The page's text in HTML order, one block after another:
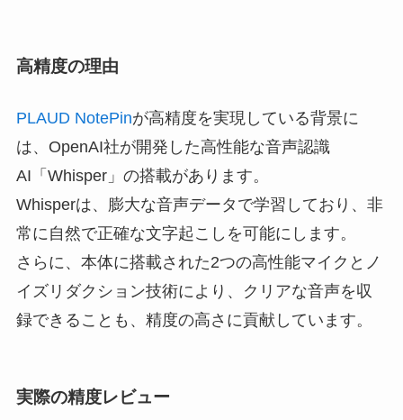
高精度の理由
PLAUD NotePinが高精度を実現している背景に
は、OpenAI社が開発した高性能な音声認識
AI「Whisper」の搭載があります。
Whisperは、膨大な音声データで学習しており、非
常に自然で正確な文字起こしを可能にします。
さらに、本体に搭載された2つの高性能マイクとノ
イズリダクション技術により、クリアな音声を収
録できることも、精度の高さに貢献しています。
実際の精度レビュー